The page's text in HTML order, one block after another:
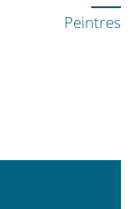
Peintres